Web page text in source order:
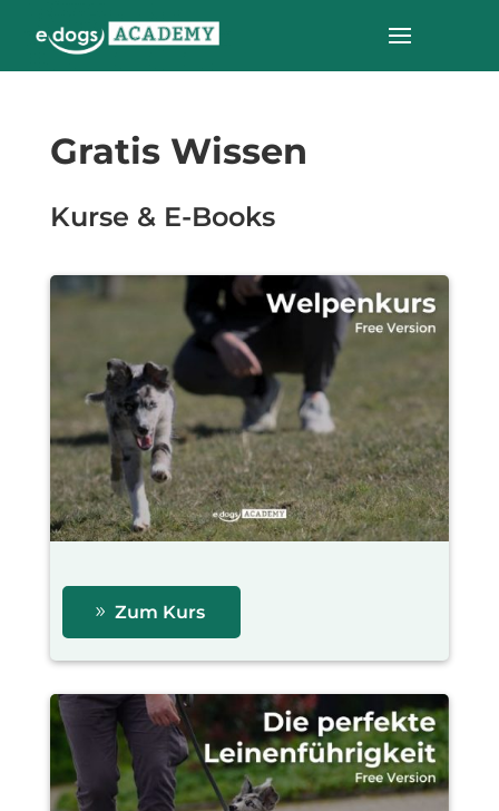
Gratis Wissen
Kurse & E-Books
Zum Kurs